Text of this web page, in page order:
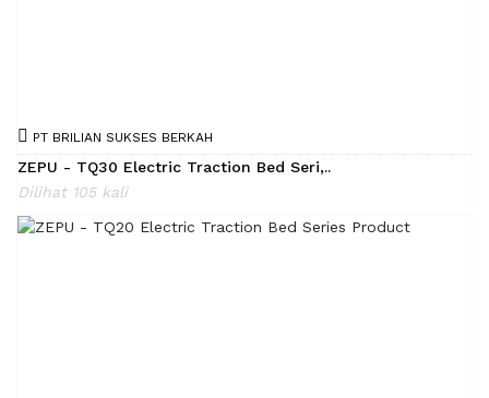
PT BRILIAN SUKSES BERKAH
ZEPU - TQ30 Electric Traction Bed Seri,..
Dilihat 105 kali